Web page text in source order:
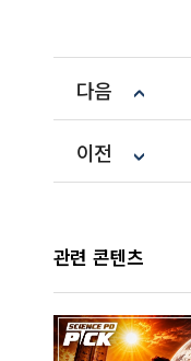
다음
이전
관련 콘텐츠